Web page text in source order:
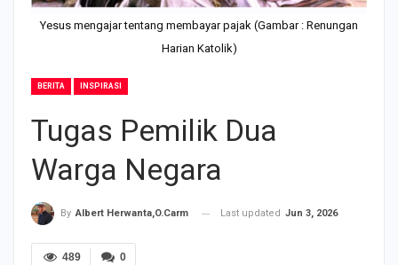
Yesus mengajar tentang membayar pajak (Gambar : Renungan
Harian Katolik)
BERITA INSPIRASI
Tugas Pemilik Dua
Warga Negara
By Albert Herwanta,O.Carm Last updated Jun 3, 2026
0
489